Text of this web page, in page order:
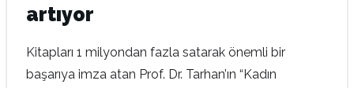
artıyor
Kitapları 1 milyondan fazla satarak önemli bir
başarıya imza atan Prof. Dr. Tarhan’ın “Kadın